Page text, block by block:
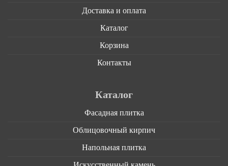
Доставка и оплата
Каталог
Корзина
Контакты
Каталог
Фасадная плитка
Облицовочный кирпич
Напольная плитка